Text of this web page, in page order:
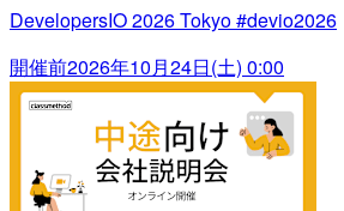
DevelopersIO 2026 Tokyo #devio2026
開催前2026年10月24日(土) 0:00